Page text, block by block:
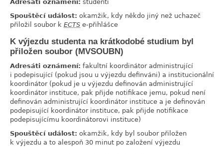
Adresáti oznámení: studenti
Spouštěcí událost: okamžik, kdy někdo jiný než uchazeč
přiložil soubor k ECTS e-přihlášce
K výjezdu studenta na krátkodobé studium byl
přiložen soubor (MVSOUBN)
Adresáti oznámení: fakultní koordinátor administrující
i podepisující (pokud jsou u výjezdu definváni) a institucionální
koordinátor (pokud je u výjezdu definován administrující
koordinátor instituce, pak přijde notifikace jemu, pokud není
definován administrující koordinátor instituce a je definován
podepisující koordinátor instituce, pak přijde notifikace
podepisujícímu koordinátorovi instituce)
Spouštěcí událost: okamžik, kdy byl soubor přiložen
k výjezdu a to alespoň 30 minut po založení výjezdu